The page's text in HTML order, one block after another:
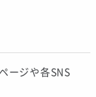
ージや各SNS